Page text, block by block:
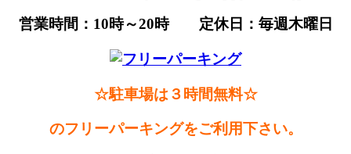
営業時間：10時～20時 定休日：毎週木曜日
☆駐車場は３時間無料☆
のフリーパーキングをご利用下さい。